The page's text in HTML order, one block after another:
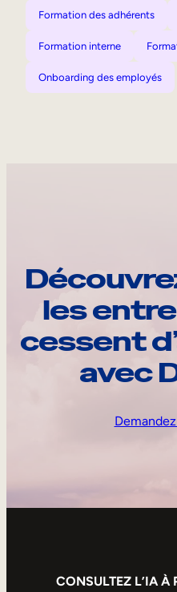
Formation des adhérents
Formation interne
Onboarding des employés
les
cessent
avec
CONSULTEZ L’IA À